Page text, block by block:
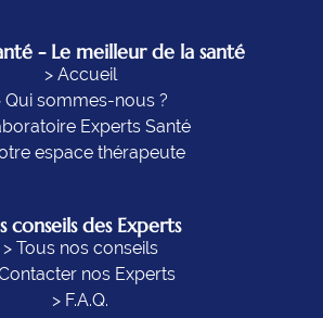
- Le meilleur de la santé
> Accueil
Qui sommes-nous ?
Experts Santé
espace thérapeute
conseils des Experts
> Tous nos conseils
nos Experts
> F.A.Q.